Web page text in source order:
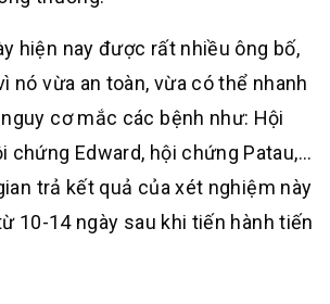
hiện nay được rất nhiều ông bố,
nó vừa an toàn, vừa có thể nhanh
cơ mắc các bệnh như: Hội
chứng Edward, hội chứng Patau,…
trả kết quả của xét nghiệm này
10-14 ngày sau khi tiến hành tiến